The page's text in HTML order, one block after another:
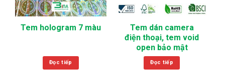
Tem hologram 7 màu
Đọc tiếp
Tem dán camera
điện thoại, tem void
open bảo mật
Đọc tiếp